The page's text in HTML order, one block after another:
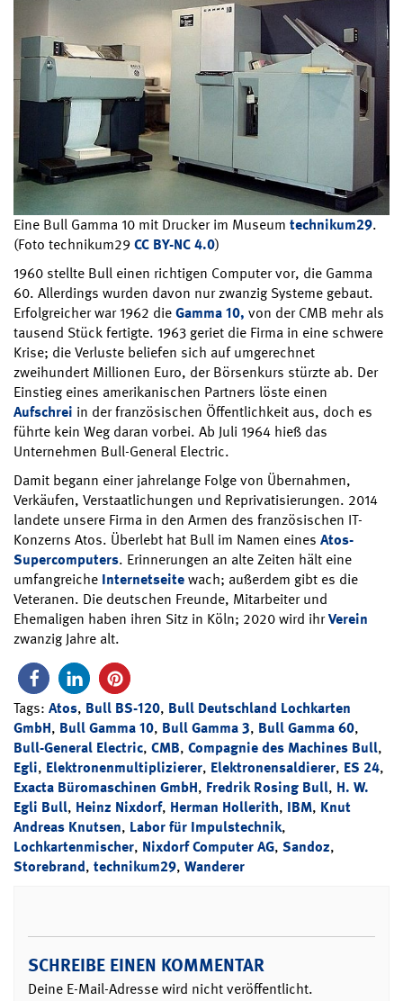
Eine Bull Gamma 10 mit Drucker im Museum technikum29.
(Foto technikum29CC BY-NC 4.0)
1960 stellte Bull einen richtigen Computer vor, die Gamma
60. Allerdings wurden davon nur zwanzig Systeme gebaut.
Erfolgreicher war 1962 dieGamma 10, von der CMB mehr als
tausend Stück fertigte. 1963 geriet die Firma in eine schwere
Krise; die Verluste beliefen sich auf umgerechnet
zweihundert Millionen Euro, der Börsenkurs stürzte ab. Der
Einstieg eines amerikanischen Partners löste einen
Aufschrei in der französischen Öffentlichkeit aus, doch es
führte kein Weg daran vorbei. Ab Juli 1964 hieß das
Unternehmen Bull-General Electric.
Damit begann einer jahrelange Folge von Übernahmen,
Verkäufen, Verstaatlichungen und Reprivatisierungen. 2014
landete unsere Firma in den Armen des französischen IT-
Konzerns Atos. Überlebt hat Bull im Namen eines Atos-
Supercomputers. Erinnerungen an alte Zeiten hält eine
umfangreiche Internetseitewach; außerdem gibt es die
Veteranen. Die deutschen Freunde, Mitarbeiter und
Ehemaligen haben ihren Sitz in Köln; 2020 wird ihrVerein
zwanzig Jahre alt.
Tags: Atos, Bull BS-120, Bull Deutschland Lochkarten
GmbH, Bull Gamma 10, Bull Gamma 3, Bull Gamma 60,
Bull-General Electric, CMB, Compagnie des Machines Bull,
Egli, Elektronenmultiplizierer, Elektronensaldierer, ES 24,
Exacta Büromaschinen GmbH, Fredrik Rosing Bull, H. W.
Egli Bull, Heinz Nixdorf, Herman Hollerith, IBM, Knut
Andreas Knutsen, Labor für Impulstechnik,
Lochkartenmischer, Nixdorf Computer AG, Sandoz,
Storebrand, technikum29, Wanderer
SCHREIBE EINEN KOMMENTAR
Deine E-Mail-Adresse wird nicht veröffentlicht.